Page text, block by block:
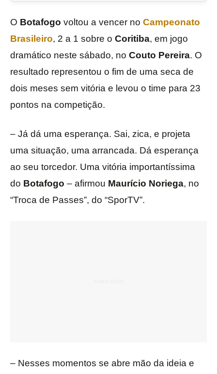
O Botafogo voltou a vencer no Campeonato
Brasileiro, 2 a 1 sobre o Coritiba, em jogo
dramático neste sábado, no Couto Pereira. O
resultado representou o fim de uma seca de
dois meses sem vitória e levou o time para 23
pontos na competição.
– Já dá uma esperança. Sai, zica, e projeta
uma situação, uma arrancada. Dá esperança
ao seu torcedor. Uma vitória importantíssima
do Botafogo – afirmou Maurício Noriega, no
“Troca de Passes”, do “SporTV”.
– Nesses momentos se abre mão da ideia e